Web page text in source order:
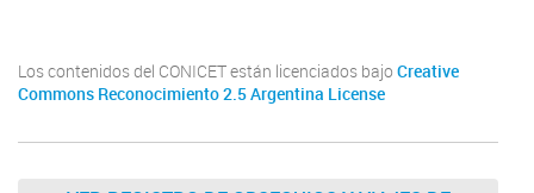
Los contenidos del CONICET están licenciados bajo Creative
Commons Reconocimiento 2.5 Argentina License